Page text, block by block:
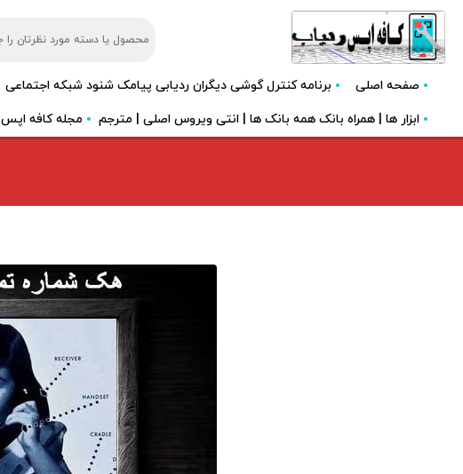
صفحه اصلی برنامه کنترل گوشی دیگران ردیابی پیامک شنود شبکه اجتماعی
ابزار ها | همراه بانک همه بانک ها | انتی ویروس اصلی | مترجم
مجله کافه اپس